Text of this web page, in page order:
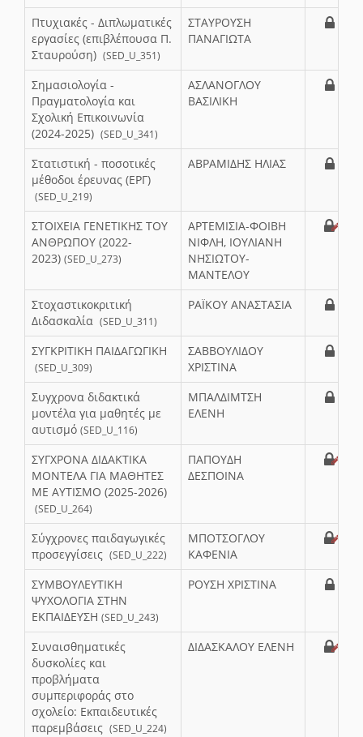
Πτυχιακές - Διπλωματικές
εργασίες (επιβλέπουσα Π.
Σταυρούση) (SED_U_351)
ΣΤΑΥΡΟΥΣΗ
ΠΑΝΑΓΙΩΤΑ
Σημασιολογία -
Πραγματολογία και
Σχολική Επικοινωνία
(2024-2025) (SED_U_341)
ΑΣΛΑΝΟΓΛΟΥ
ΒΑΣΙΛΙΚΗ
Στατιστική - ποσοτικές
μέθοδοι έρευνας (ΕΡΓ)
(SED_U_219)
ΑΒΡΑΜΙΔΗΣ ΗΛΙΑΣ
ΣΤΟΙΧΕΙΑ ΓΕΝΕΤΙΚΗΣ ΤΟΥ
ΑΝΘΡΩΠΟΥ (2022-
2023) (SED_U_273)
ΑΡΤΕΜΙΣΙΑ-ΦΟΙΒΗ
ΝΙΦΛΗ, ΙΟΥΛΙΑΝΗ
ΝΗΣΙΩΤΟΥ-
ΜΑΝΤΕΛΟΥ
Στοχαστικοκριτική
Διδασκαλία (SED_U_311)
ΡΑΪΚΟΥ ΑΝΑΣΤΑΣΙΑ
ΣΥΓΚΡΙΤΙΚΗ ΠΑΙΔΑΓΩΓΙΚΗ
(SED_U_309)
ΣΑΒΒΟΥΛΙΔΟΥ
ΧΡΙΣΤΙΝΑ
Συγχρονα διδακτικά
μοντέλα για μαθητές με
αυτισμό (SED_U_116)
ΜΠΑΛΔΙΜΤΣΗ
ΕΛΕΝΗ
ΣΥΓΧΡΟΝΑ ΔΙΔΑΚΤΙΚΑ
ΜΟΝΤΕΛΑ ΓΙΑ ΜΑΘΗΤΕΣ
ΜΕ ΑΥΤΙΣΜΟ (2025-2026)
(SED_U_264)
ΠΑΠΟΥΔΗ
ΔΕΣΠΟΙΝΑ
Σύγχρονες παιδαγωγικές
προσεγγίσεις (SED_U_222)
ΜΠΟΤΣΟΓΛΟΥ
ΚΑΦΕΝΙΑ
ΣΥΜΒΟΥΛΕΥΤΙΚΗ
ΨΥΧΟΛΟΓΙΑ ΣΤΗΝ
ΕΚΠΑΙΔΕΥΣΗ (SED_U_243)
ΡΟΥΣΗ ΧΡΙΣΤΙΝΑ
Συναισθηματικές
δυσκολίες και
προβλήματα
συμπεριφοράς στο
σχολείο: Εκπαιδευτικές
παρεμβάσεις (SED_U_224)
ΔΙΔΑΣΚΑΛΟΥ ΕΛΕΝΗ